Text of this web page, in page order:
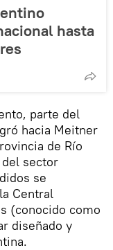
hasta
parte del
hacia Meitner
de Río
sector
se
Central
(conocido como
diseñado y